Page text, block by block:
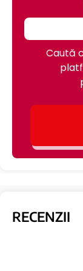
Caută
RECENZII